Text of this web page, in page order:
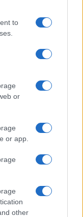
to
or
or app.
other
news